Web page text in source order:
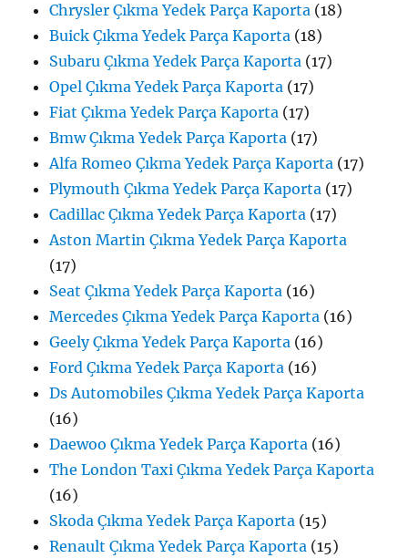
Chrysler Çıkma Yedek Parça Kaporta (18)
Buick Çıkma Yedek Parça Kaporta (18)
Subaru Çıkma Yedek Parça Kaporta (17)
Opel Çıkma Yedek Parça Kaporta (17)
Fiat Çıkma Yedek Parça Kaporta (17)
Bmw Çıkma Yedek Parça Kaporta (17)
Alfa Romeo Çıkma Yedek Parça Kaporta (17)
Plymouth Çıkma Yedek Parça Kaporta (17)
Cadillac Çıkma Yedek Parça Kaporta (17)
Aston Martin Çıkma Yedek Parça Kaporta
(17)
Seat Çıkma Yedek Parça Kaporta (16)
Mercedes Çıkma Yedek Parça Kaporta (16)
Geely Çıkma Yedek Parça Kaporta (16)
Ford Çıkma Yedek Parça Kaporta (16)
Ds Automobiles Çıkma Yedek Parça Kaporta
(16)
Daewoo Çıkma Yedek Parça Kaporta (16)
The London Taxi Çıkma Yedek Parça Kaporta
(16)
Skoda Çıkma Yedek Parça Kaporta (15)
Renault Çıkma Yedek Parça Kaporta (15)